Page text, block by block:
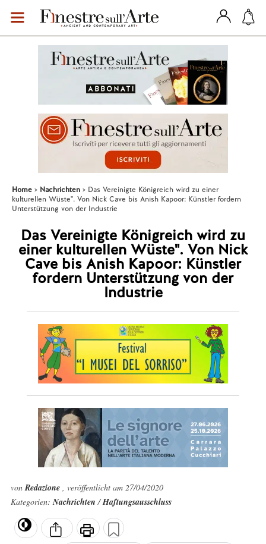
Home Nachrichten
Das Vereinigte Königreich wird zu einer
kulturellen Wüste". Von Nick Cave bis Anish Kapoor: Künstler fordern
Unterstützung von der Industrie
Das Vereinigte Königreich wird zu
einer kulturellen Wüste". Von Nick
Cave bis Anish Kapoor: Künstler
fordern Unterstützung von der
Industrie
vonRedazione , veröffentlicht am 27/04/2020
Kategorien:Nachrichten/Haftungsausschluss